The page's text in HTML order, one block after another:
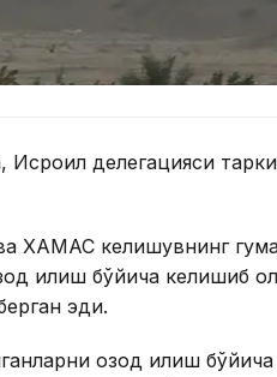
Исроил делегацияси
ХАМАС келишувнинг
қилиш бўйича келишиб
эди.
озод қилиш